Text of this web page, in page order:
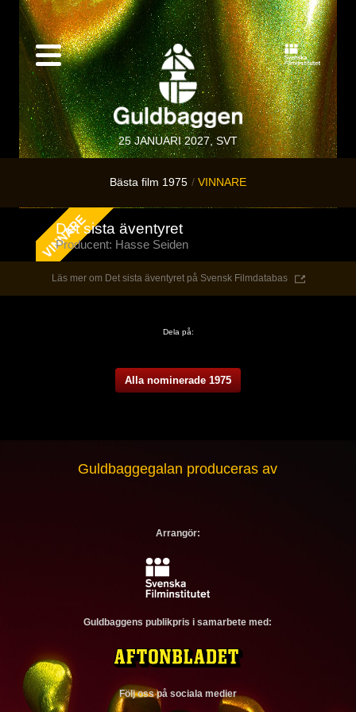
25 JANUARI 2027, SVT
Bästa film 1975 VINNARE
Det sista äventyret
Producent: Hasse Seiden
Läs mer om Det sista äventyret på Svensk Filmdatabas
Dela på:
Alla nominerade 1975
Guldbaggegalan produceras av
Arrangör:
Guldbaggens publikpris i samarbete med:
Följ oss på sociala medier